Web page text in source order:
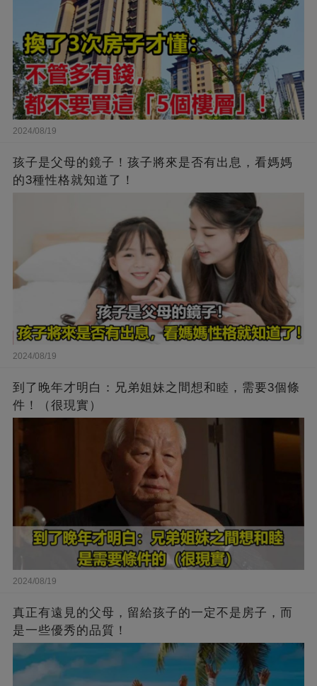
2024/08/19
孩子是父母的鏡子！孩子將來是否有出息，看媽媽
的3種性格就知道了！
2024/08/19
到了晚年才明白：兄弟姐妹之間想和睦，需要3個條
件！（很現實）
2024/08/19
真正有遠見的父母，留給孩子的一定不是房子，而
是一些優秀的品質！